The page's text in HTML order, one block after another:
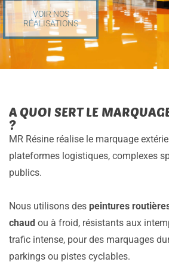
VOIR NOS
RÉALISATIONS
A QUOI SERT LE
?
MR Résine réalise le marquage
plateformes logistiques, complexes
publics.
Nous utilisons des peintures
chaud ou à froid, résistants aux
trafic intense, pour des marquages
parkings ou pistes cyclables.